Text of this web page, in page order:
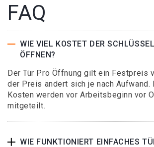
FAQ
WIE VIEL KOSTET DER
ÖFFNEN?
Der Tür Pro Öffnung gilt ein Festpreis
der Preis ändert sich je nach Aufwand.
Kosten werden vor Arbeitsbeginn vor
mitgeteilt.
WIE FUNKTIONIERT EINFACHES